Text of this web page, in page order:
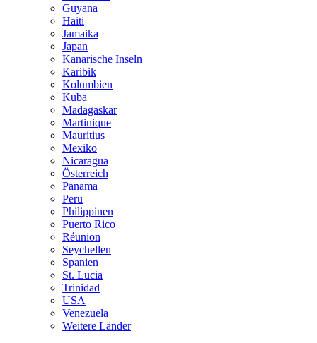
Guyana
Haiti
Jamaika
Japan
Kanarische Inseln
Karibik
Kolumbien
Kuba
Madagaskar
Martinique
Mauritius
Mexiko
Nicaragua
Österreich
Panama
Peru
Philippinen
Puerto Rico
Réunion
Seychellen
Spanien
St. Lucia
Trinidad
USA
Venezuela
Weitere Länder